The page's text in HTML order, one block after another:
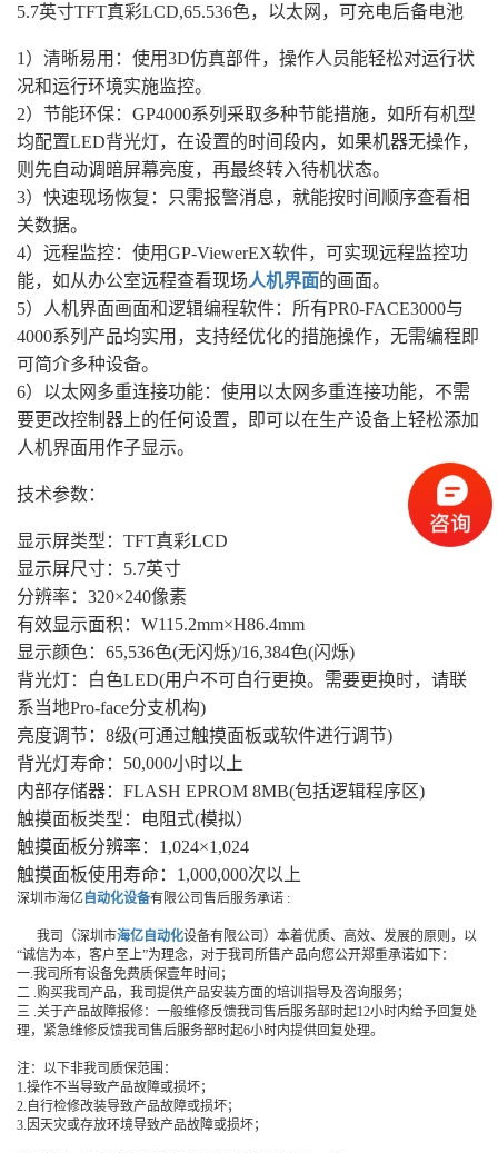
5.7英寸TFT真彩LCD,65.536色，以太网，可充电后备电池
1）清晰易用：使用3D仿真部件，操作人员能轻松对运行状
况和运行环境实施监控。
2）节能环保：GP4000系列采取多种节能措施，如所有机型
均配置LED背光灯，在设置的时间段内，如果机器无操作，
则先自动调暗屏幕亮度，再最终转入待机状态。
3）快速现场恢复：只需报警消息，就能按时间顺序查看相
关数据。
4）远程监控：使用GP-ViewerEX软件，可实现远程监控功
能，如从办公室远程查看现场人机界面的画面。
5）人机界面画面和逻辑编程软件：所有PR0-FACE3000与
4000系列产品均实用，支持经优化的措施操作，无需编程即
可简介多种设备。
6）以太网多重连接功能：使用以太网多重连接功能，不需
要更改控制器上的任何设置，即可以在生产设备上轻松添加
人机界面用作子显示。
技术参数：
显示屏类型：TFT真彩LCD
显示屏尺寸：5.7英寸
分辨率：320×240像素
有效显示面积：W115.2mm×H86.4mm
显示颜色：65,536色(无闪烁)/16,384色(闪烁)
背光灯：白色LED(用户不可自行更换。需要更换时，请联
系当地Pro-face分支机构)
亮度调节：8级(可通过触摸面板或软件进行调节)
背光灯寿命：50,000小时以上
内部存储器：FLASH EPROM 8MB(包括逻辑程序区)
触摸面板类型：电阻式(模拟）
触摸面板分辨率：1,024×1,024
触摸面板使用寿命：1,000,000次以上
深圳市海亿 自动化设备有限公司售后服务承诺 :
我司（深圳市海亿自动化设备有限公司）本着优质、高效、发展的原则，以
“诚信为本，客户至上”为理念，对于我司所售产品向您公开郑重承诺如下：
一.我司所有设备免费质保壹年时间；
二 .购买我司产品，我司提供产品安装方面的培训指导及咨询服务；
三 .关于产品故障报修：一般维修反馈我司售后服务部时起12小时内给予回复处
理，紧急维修反馈我司售后服务部时起6小时内提供回复处理。
注：以下非我司质保范围：
1.操作不当导致产品故障或损坏；
2.自行检修改装导致产品故障或损坏；
3.因天灾或存放环境导致产品故障或损坏；